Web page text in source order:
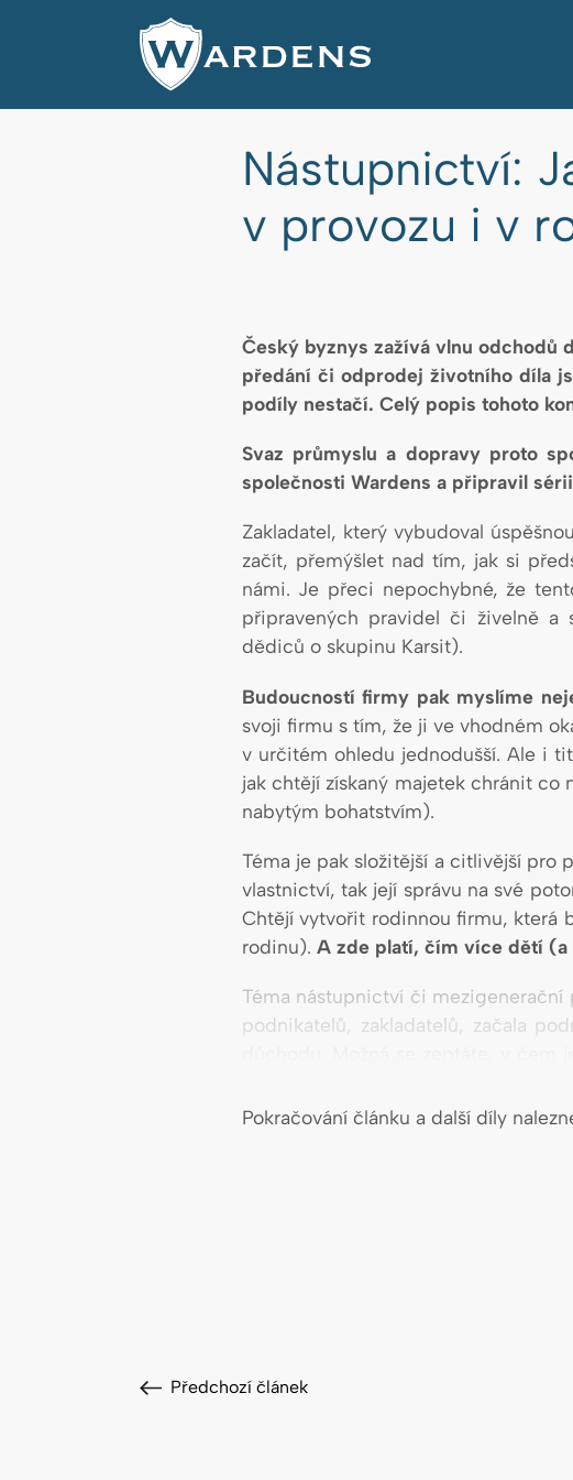
Nástupnictví:
v provozu i v
Český byznys zažívá vlnu odchodů
předání či odprodej životního díla
podíly nestačí. Celý popis tohoto
Svaz průmyslu a dopravy proto
společnosti Wardens a připravil
Zakladatel, který vybudoval
začít, přemýšlet nad tím, jak si
námi. Je přeci nepochybné, že
připravených pravidel či živelně a
dědiců o skupinu Karsit).
Budoucností firmy pak myslíme
svoji firmu s tím, že ji ve vhodném
v určitém ohledu jednodušší. Ale i
jak chtějí získaný majetek chránit
nabytým bohatstvím).
Téma je pak složitější a citlivější pro
vlastnictví, tak její správu na své
Chtějí vytvořit rodinnou firmu, která
rodinu). A zde platí, čím více dětí
Téma nástupnictví či
podnikatelů, zakladatelů, začala
Pokračování článku a další díly
Předchozí článek